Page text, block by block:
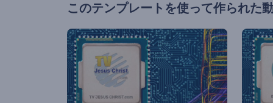
このテンプレートを使って作られた